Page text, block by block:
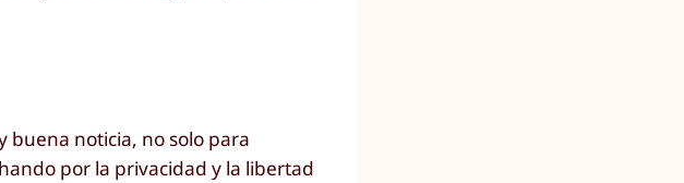
buena noticia, no solo para
por la privacidad y la libertad